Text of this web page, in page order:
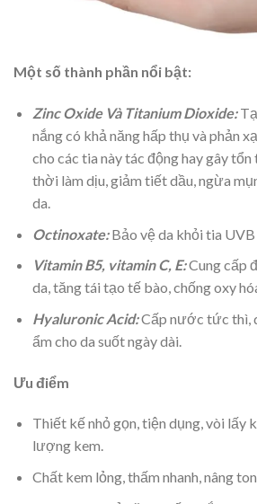
Một số thành phần nổi bật:
Zinc Oxide Và Titanium Dioxide:
nắng có khả năng hấp thụ và phản
cho các tia này tác động hay gây
thời làm dịu, giảm tiết dầu, ngừa
da.
Octinoxate:Bảo vệ da khỏi tia UVB
Vitamin B5, vitamin C, E:Cung cấp
da, tăng tái tạo tế bào, chống oxy
Hyaluronic Acid:Cấp nước tức thì,
ẩm cho da suốt ngày dài.
Ưu điểm
Thiết kế nhỏ gọn, tiện dụng, vòi lấy
lượng kem.
Chất kem lỏng, thấm nhanh, nâng